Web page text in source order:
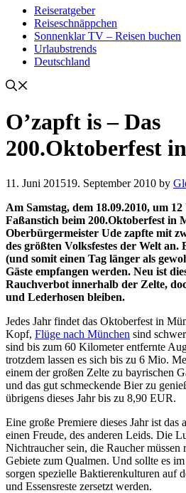
Reiseratgeber
Reiseschnäppchen
Sonnenklar TV – Reisen buchen
Urlaubstrends
Deutschland
O’zapft is – Das
200.Oktoberfest
11. Juni 201519. September 2010 by
Am Samstag, dem 18.09.2010, um
Faßanstich beim 200.Oktoberfest in
Oberbürgermeister Ude zapfte mit
des größten Volksfestes der Welt an.
(und somit einen Tag länger als
Gäste empfangen werden. Neu ist
Rauchverbot innerhalb der Zelte,
und Lederhosen bleiben.
Jedes Jahr findet das Oktoberfest in
Kopf, Flüge nach München sind
sind bis zum 60 Kilometer entfernte
trotzdem lassen es sich bis zu 6 Mio.
einem der großen Zelte zu bayrischen
und das gut schmeckende Bier zu
übrigens dieses Jahr bis zu 8,90 EUR.
Eine große Premiere dieses Jahr ist das
einen Freude, des anderen Leids. Die
Nichtraucher sein, die Raucher müssen
Gebiete zum Qualmen. Und sollte es
sorgen spezielle Baktierenkulturen auf
und Essensreste zersetzt werden.